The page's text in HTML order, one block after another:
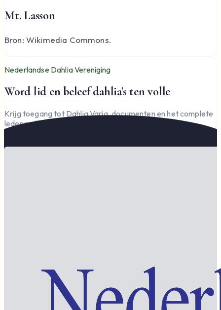
Mt. Lasson
Bron: Wikimedia Commons.
Nederlandse Dahlia Vereniging
Word lid en beleef dahlia's ten volle
Krijg toegang tot Dahlia Varia, documenten en het complete
ledengedeelte — en steun de vereniging.